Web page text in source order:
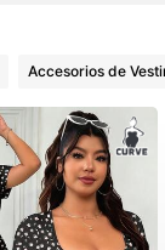
Accesorios de